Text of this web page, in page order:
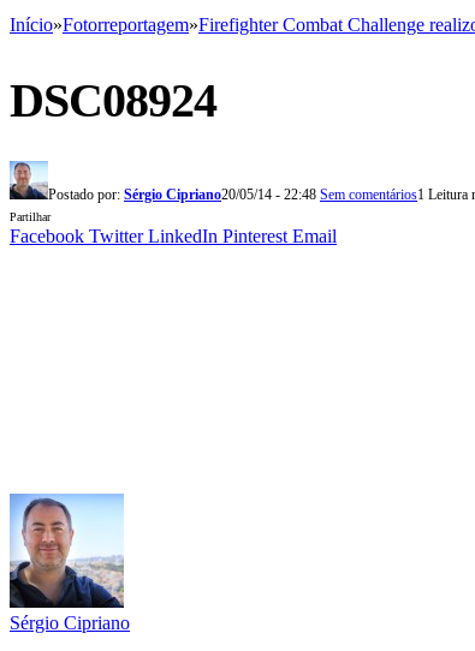
Início»Fotorreportagem»Firefighter Combat Challenge
DSC08924
Postado por: Sérgio Cipriano20/05/14 - 22:48 Sem comentários1 Leitura
Partilhar
Facebook Twitter LinkedIn Pinterest Email
Sérgio Cipriano